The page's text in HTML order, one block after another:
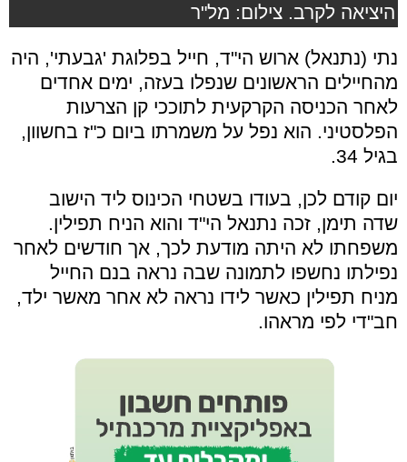
היציאה לקרב. צילום: מל"ר
נתי (נתנאל) ארוש הי"ד, חייל בפלוגת 'גבעתי', היה
מהחיילים הראשונים שנפלו בעזה, ימים אחדים
לאחר הכניסה הקרקעית לתוככי קן הצרעות
הפלסטיני. הוא נפל על משמרתו ביום כ"ז בחשוון,
בגיל 34.
יום קודם לכן, בעודו בשטחי הכינוס ליד הישוב
שדה תימן, זכה נתנאל הי"ד והוא הניח תפילין.
משפחתו לא היתה מודעת לכך, אך חודשים לאחר
נפילתו נחשפו לתמונה שבה נראה בנם החייל
מניח תפילין כאשר לידו נראה לא אחר מאשר ילד,
חב"די לפי מראהו.